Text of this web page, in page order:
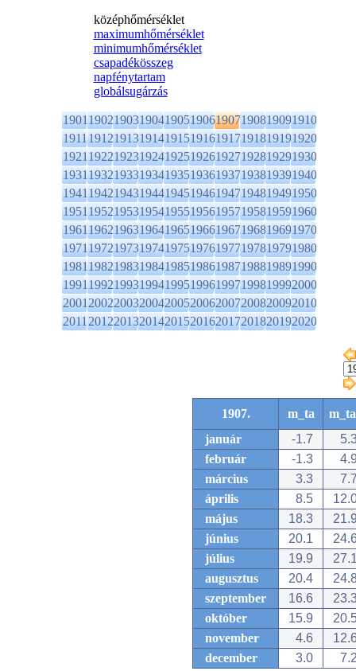
középhőmérséklet
maximumhőmérséklet
minimumhőmérséklet
csapadékösszeg
napfénytartam
globálsugárzás
1901190219031904190519061907190819091910
1911191219131914191519161917191819191920
1921192219231924192519261927192819291930
1931193219331934193519361937193819391940
1941194219431944194519461947194819491950
1951195219531954195519561957195819591960
1961196219631964196519661967196819691970
1971197219731974197519761977197819791980
1981198219831984198519861987198819891990
1991199219931994199519961997199819992000
2001200220032004200520062007200820092010
2011201220132014201520162017201820192020
1907. m_ta
január
-1.7
február
-1.3
március
3.3
április
8.5
május
18.3
június
20.1
július
19.9
augusztus
20.4
szeptember
16.6
október
15.9
november
4.6
december
3.0